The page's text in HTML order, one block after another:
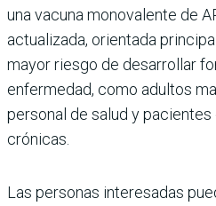
una vacuna monovalente de
actualizada, orientada
mayor riesgo de desarrollar
enfermedad, como adultos
personal de salud y
crónicas.
Las personas interesadas